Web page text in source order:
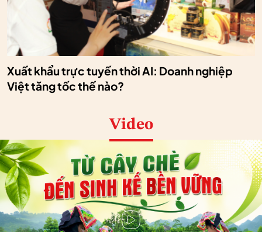
Xuất khẩu trực tuyến thời AI: Doanh nghiệp
Việt tăng tốc thế nào?
Video